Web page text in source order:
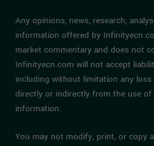
Any opinions, news, research,
information offered by
market commentary and does not
Infinityecn.com will not accept
including without limitation any
directly or indirectly from the use of
information.
You may not modify, print, or copy